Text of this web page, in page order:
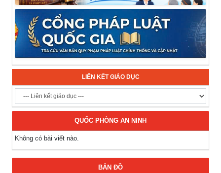
LIÊN KẾT GIÁO DỤC
QUỐC PHÒNG AN NINH
Không có bài viết nào.
BẢN ĐỒ